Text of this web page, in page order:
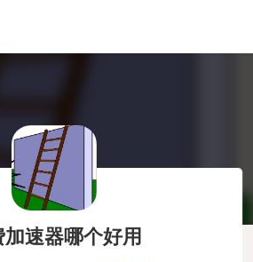
加速器哪个好用